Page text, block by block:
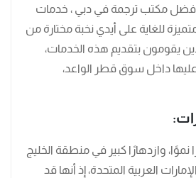
مكتب ترجمة في دبي ، خدمات
للغاية على أيدي نخبة مختارة من
يقومون بتقديم هذه الخدمات،
داخل سوق قطر الواعد،
وازدهارًا كبير في منطقة الخليج
العربية المتحدة، إذ أنها قد